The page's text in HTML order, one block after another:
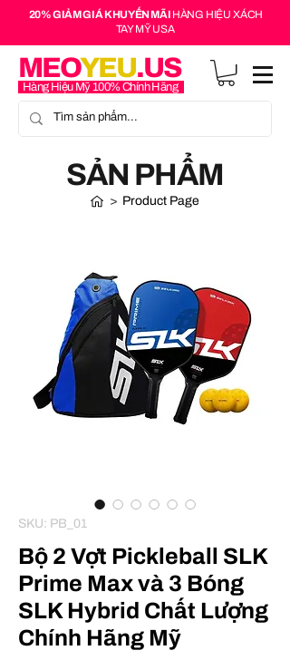
20% GIẢM GIÁ KHUYẾN MÃI HÀNG HIỆU XÁCH
TAY MỸ USA
MEOYEU.US
Hàng Hiệu Mỹ 100% Chính Hãng
SẢN PHẨM
> Product Page
SKU: PB_01
Bộ 2 Vợt Pickleball SLK
Prime Max và 3 Bóng
SLK Hybrid Chất Lượng
Chính Hãng Mỹ